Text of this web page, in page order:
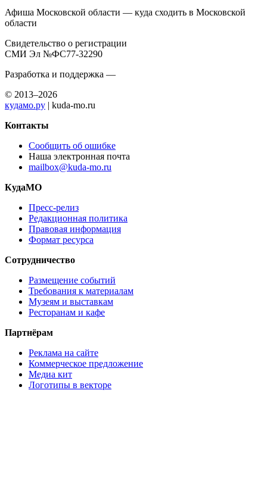
Афиша Московской области — куда сходить в Московской
области
Свидетельство о регистрации
СМИ Эл №ФС77-32290
Разработка и поддержка —
© 2013–2026
кудамо.ру | kuda-mo.ru
Контакты
Сообщить об ошибке
Наша электронная почта
mailbox@kuda-mo.ru
КудаМО
Пресс-релиз
Редакционная политика
Правовая информация
Формат ресурса
Сотрудничество
Размещение событий
Требования к материалам
Музеям и выставкам
Ресторанам и кафе
Партнёрам
Реклама на сайте
Коммерческое предложение
Медиа кит
Логотипы в векторе